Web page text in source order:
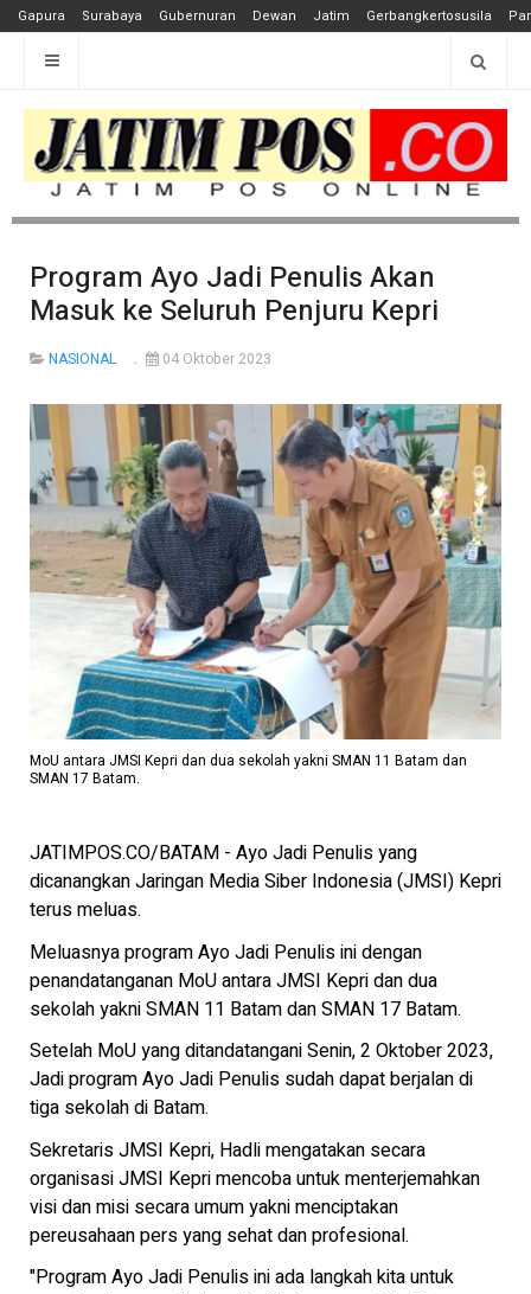
Gapura Surabaya Gubernuran Dewan Jatim Gerbangkertosusila
Program Ayo Jadi Penulis Akan
Masuk ke Seluruh Penjuru Kepri
NASIONAL 04 Oktober 2023
MoU antara JMSI Kepri dan dua sekolah yakni SMAN 11 Batam dan
SMAN 17 Batam.
JATIMPOS.CO/BATAM - Ayo Jadi Penulis yang
dicanangkan Jaringan Media Siber Indonesia (JMSI) Kepri
terus meluas.
Meluasnya program Ayo Jadi Penulis ini dengan
penandatanganan MoU antara JMSI Kepri dan dua
sekolah yakni SMAN 11 Batam dan SMAN 17 Batam.
Setelah MoU yang ditandatangani Senin, 2 Oktober 2023,
Jadi program Ayo Jadi Penulis sudah dapat berjalan di
tiga sekolah di Batam.
Sekretaris JMSI Kepri, Hadli mengatakan secara
organisasi JMSI Kepri mencoba untuk menterjemahkan
visi dan misi secara umum yakni menciptakan
pereusahaan pers yang sehat dan profesional.
"Program Ayo Jadi Penulis ini ada langkah kita untuk